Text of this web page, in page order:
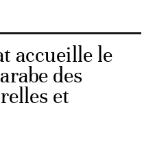
accueille le
des
et